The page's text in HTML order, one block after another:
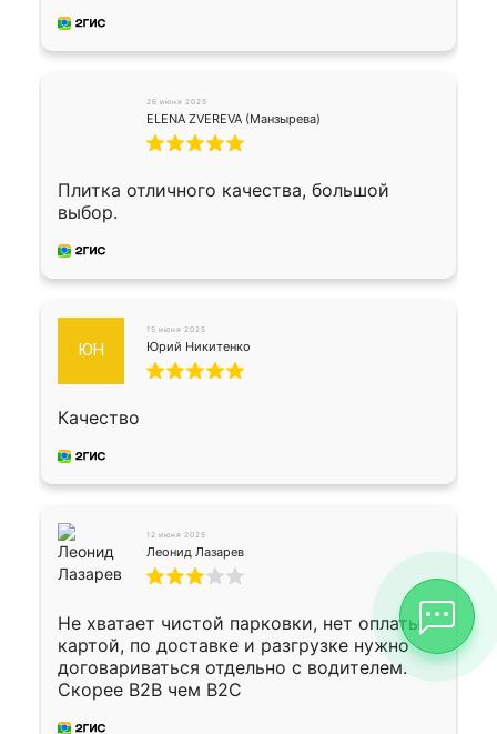
26 июня 2025
ELENA ZVEREVA (Манзырева)
Плитка отличного качества, большой
выбор.
ЮН
15 июня 2025
Юрий Никитенко
Качество
12 июня 2025
Леонид Лазарев
Не хватает чистой парковки, нет оплаты
картой, по доставке и разгрузке нужно
договариваться отдельно с водителем.
Скорее B2B чем B2C